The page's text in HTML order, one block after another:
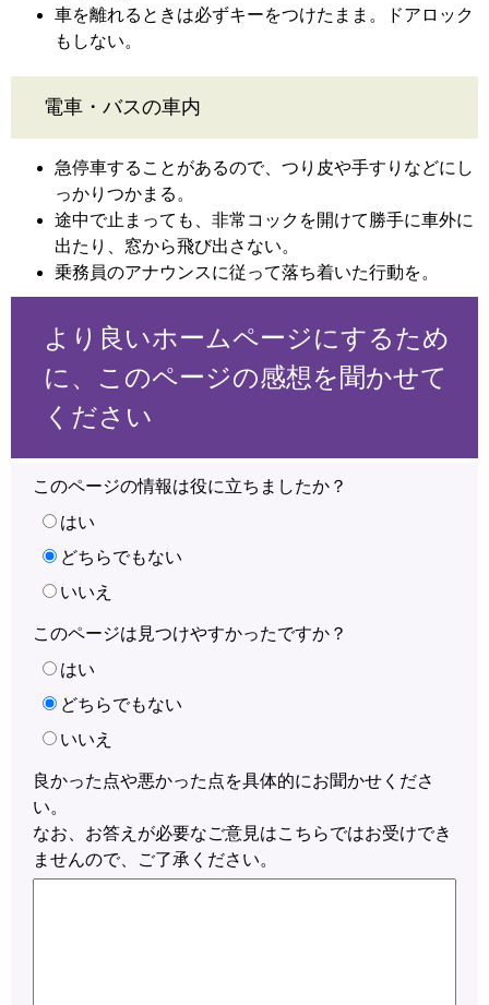
車を離れるときは必ずキーをつけたまま。ドアロック
もしない。
電車・バスの車内
急停車することがあるので、つり皮や手すりなどにし
っかりつかまる。
途中で止まっても、非常コックを開けて勝手に車外に
出たり、窓から飛び出さない。
乗務員のアナウンスに従って落ち着いた行動を。
より良いホームページにするため
に、このページの感想を聞かせて
ください
このページの情報は役に立ちましたか？
はい
どちらでもない
いいえ
このページは見つけやすかったですか？
はい
どちらでもない
いいえ
良かった点や悪かった点を具体的にお聞かせくださ
い。
なお、お答えが必要なご意見はこちらではお受けでき
ませんので、ご了承ください。